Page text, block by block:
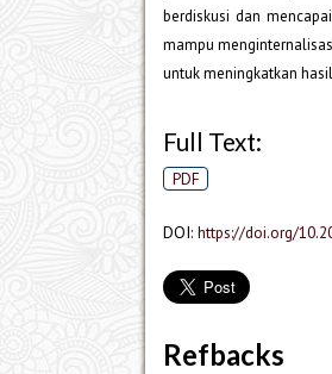
berdiskusi dan
mampu
untuk meningkatkan
Full Text:
PDF
DOI: https://doi.org/
Refbacks